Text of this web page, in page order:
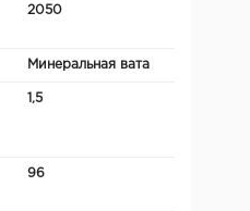
2050
Минеральная вата
1,5
96